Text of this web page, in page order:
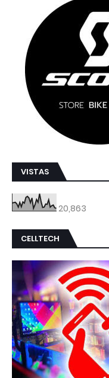
VISTAS
20,863
CELLTECH